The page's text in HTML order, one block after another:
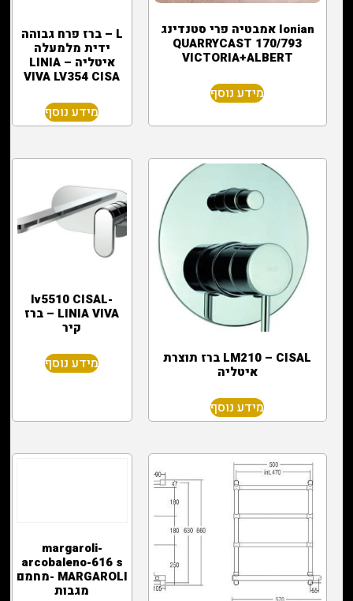
Ionian אמבטיה פרי סטנדינג
170/793 QUARRYCAST
VICTORIA+ALBERT
מידע נוסף
L – ברז פרח גבוהה
ידית מלמעלה
איטליה – LINIA
VIVA LV354 CISA
מידע נוסף
LM210 – CISAL ברז תוצרת
איטליה
מידע נוסף
lv5510 CISAL-
LINIA VIVA – ברז
קיר
מידע נוסף
margaroli-
arcobaleno-616 s
MARGAROLI -מחמם
מגבות